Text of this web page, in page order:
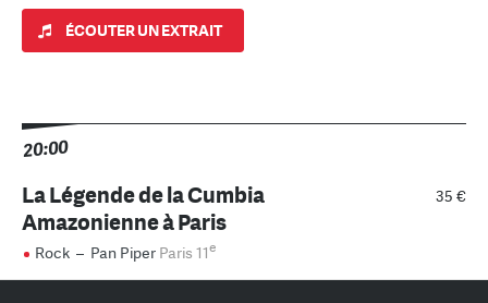
ÉCOUTER UN EXTRAIT
20:00
35 €
La Légende de la Cumbia
Amazonienne à Paris
Rock – Pan Piper Paris 11e